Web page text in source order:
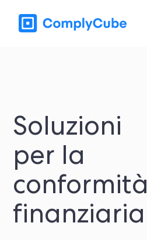
Soluzioni
per la
conformità
finanziaria